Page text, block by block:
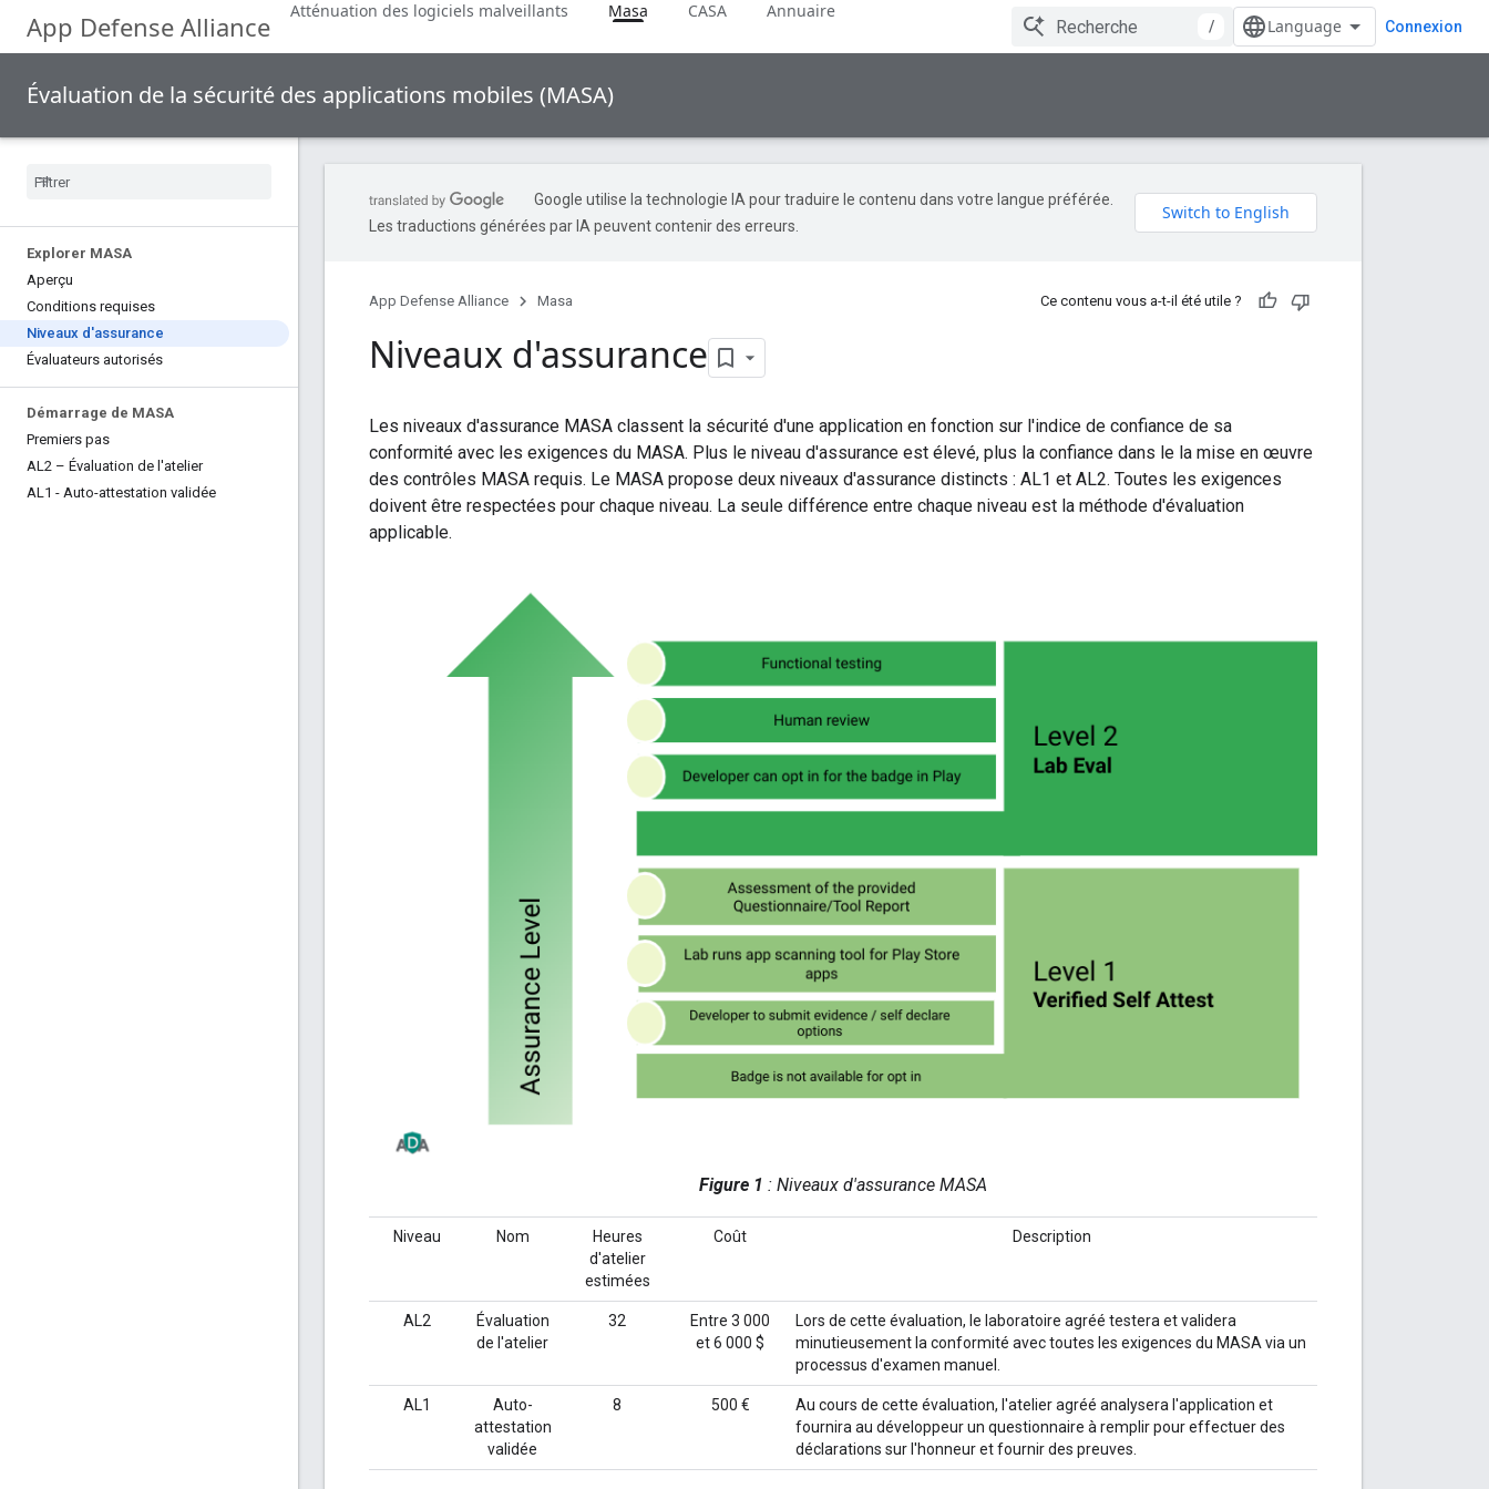
App Defense Alliance Atténuation des logiciels malveillants Masa CASA Annuaire
/ Connexion
Évaluation de la sécurité des applications mobiles (MASA)
Explorer MASA
Aperçu
Conditions requises
Niveaux d'assurance
Évaluateurs autorisés
Démarrage de MASA
Premiers pas
AL2 – Évaluation de l'atelier
AL1 - Auto-attestation validée
Google utilise la technologie IA pour traduire le contenu dans votre langue préférée.
Les traductions générées par IA peuvent contenir des erreurs.
App Defense Alliance Masa Ce contenu vous a-t-il été utile ?
Niveaux d'assurance
Les niveaux d'assurance MASA classent la sécurité d'une application en fonction sur l'indice de confiance de sa
conformité avec les exigences du MASA. Plus le niveau d'assurance est élevé, plus la confiance dans le la mise en œuvre
des contrôles MASA requis. Le MASA propose deux niveaux d'assurance distincts : AL1 et AL2. Toutes les exigences
doivent être respectées pour chaque niveau. La seule différence entre chaque niveau est la méthode d'évaluation
applicable.
Figure 1 : Niveaux d'assurance MASA
Niveau Nom
Heures
d'atelier
estimées
Coût Description
AL2
Évaluation
de l'atelier
32
Entre 3 000
et 6 000 $
Lors de cette évaluation, le laboratoire agréé testera et validera
minutieusement la conformité avec toutes les exigences du MASA via un
processus d'examen manuel.
AL1
Auto-
attestation
validée
8 500 €
Au cours de cette évaluation, l'atelier agréé analysera l'application et
fournira au développeur un questionnaire à remplir pour effectuer des
déclarations sur l'honneur et fournir des preuves.